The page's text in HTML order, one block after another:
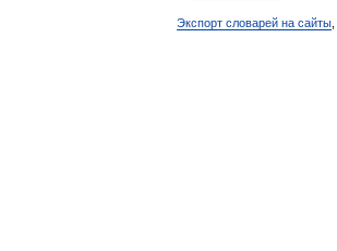
Экспорт словарей на сайты